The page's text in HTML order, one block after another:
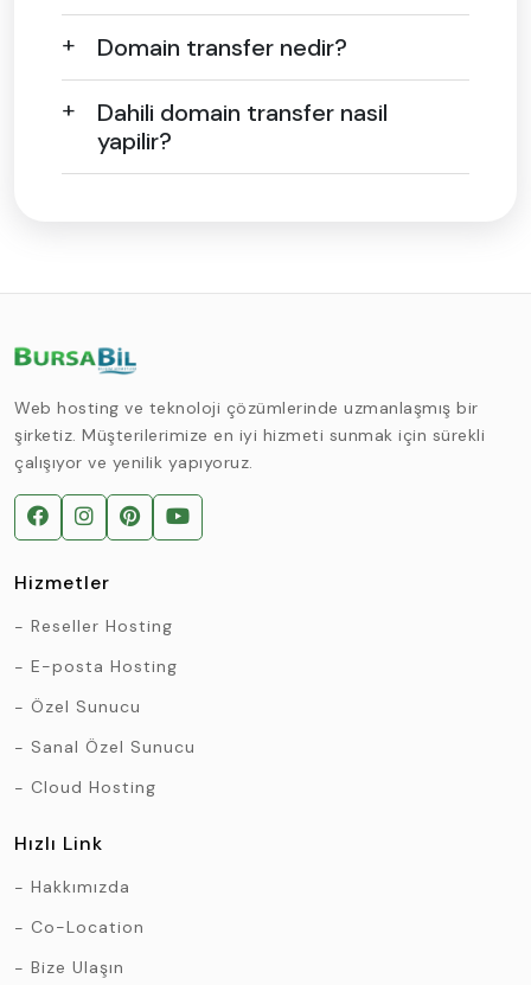
Domain transfer nedir?
Dahili domain transfer nasil
yapilir?
Web hosting ve teknoloji çözümlerinde uzmanlaşmış bir
şirketiz. Müşterilerimize en iyi hizmeti sunmak için sürekli
çalışıyor ve yenilik yapıyoruz.
Hizmetler
Reseller Hosting
E-posta Hosting
Özel Sunucu
Sanal Özel Sunucu
Cloud Hosting
Hızlı Link
Hakkımızda
Co-Location
Bize Ulaşın